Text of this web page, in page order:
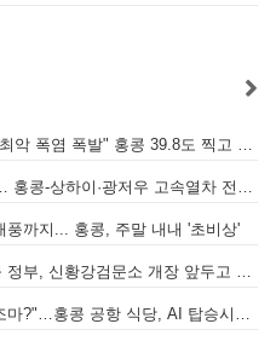
까지... 홍콩, 주말 내내 '초비상'